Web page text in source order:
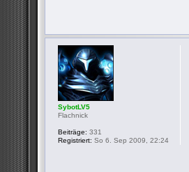
SybotLV5
Flachnick
Beiträge: 331
Registriert: So 6. Sep 2009, 22:24